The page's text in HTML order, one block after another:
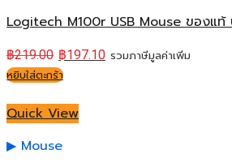
Logitech M100r USB Mouse ของแท้
฿219.00 ฿197.10 รวมภาษีมูลค่าเพิ่ม
หยิบใส่ตะกร้า
Quick View
Mouse